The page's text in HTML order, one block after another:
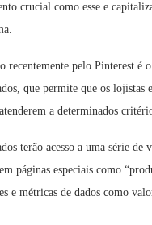
crucial como esse e
recentemente pelo Pinterest é
que permite que os lojistas
a determinados
terão acesso a uma série de
páginas especiais como
e métricas de dados como